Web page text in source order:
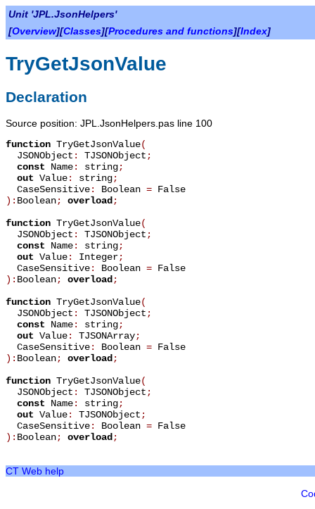
Unit 'JPL.JsonHelpers'
[Overview][Classes][Procedures and functions][Index]
TryGetJsonValue
Declaration
Source position: JPL.JsonHelpers.pas line 100
function TryGetJsonValue(
JSONObject : TJSONObject ;
const Name: string;
out Value: string;
CaseSensitive: Boolean = False
): Boolean; overload ;
function TryGetJsonValue(
JSONObject : TJSONObject ;
const Name: string;
out Value: Integer;
CaseSensitive: Boolean = False
): Boolean; overload ;
function TryGetJsonValue(
JSONObject : TJSONObject ;
const Name: string;
out Value: TJSONArray;
CaseSensitive: Boolean = False
): Boolean; overload ;
function TryGetJsonValue(
JSONObject : TJSONObject ;
const Name: string;
out Value: TJSONObject ;
CaseSensitive: Boolean = False
): Boolean; overload ;
CT Web help